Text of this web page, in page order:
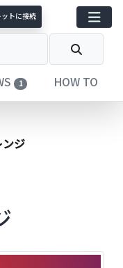
トに接続
1 HOW TO
ジ